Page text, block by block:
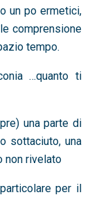
un po ermetici,
comprensione
tempo.
…quanto ti
una parte di
sottaciuto, una
non rivelato
per il